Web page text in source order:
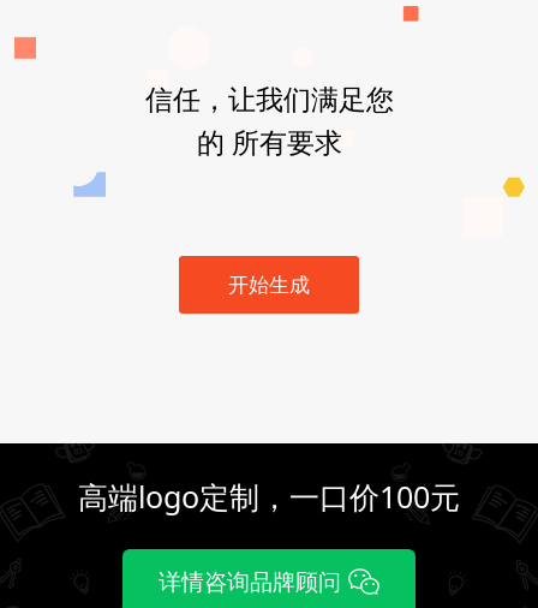
信任，让我们满足您
的 所有要求
开始生成
高端logo定制，一口价100元
详情咨询品牌顾问